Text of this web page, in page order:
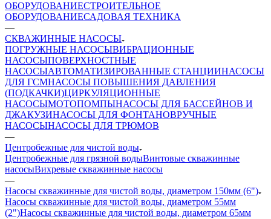
ОБОРУДОВАНИЕСТРОИТЕЛЬНОЕ
ОБОРУДОВАНИЕСАДОВАЯ ТЕХНИКА
—
СКВАЖИННЫЕ НАСОСЫ
ПОГРУЖНЫЕ НАСОСЫВИБРАЦИОННЫЕ
НАСОСЫПОВЕРХНОСТНЫЕ
НАСОСЫАВТОМАТИЗИРОВАННЫЕ СТАНЦИИНАСОСЫ
ДЛЯ ГСМНАСОСЫ ПОВЫШЕНИЯ ДАВЛЕНИЯ
(ПОДКАЧКИ)ЦИРКУЛЯЦИОННЫЕ
НАСОСЫМОТОПОМПЫНАСОСЫ ДЛЯ БАССЕЙНОВ И
ДЖАКУЗИНАСОСЫ ДЛЯ ФОНТАНОВРУЧНЫЕ
НАСОСЫНАСОСЫ ДЛЯ ТРЮМОВ
—
Центробежные для чистой воды
Центробежные для грязной водыВинтовые скважинные
насосыВихревые скважинные насосы
—
Насосы скважинные для чистой воды, диаметром 150мм (6")
Насосы скважинные для чистой воды, диаметром 55мм
(2")Насосы скважинные для чистой воды, диаметром 65мм